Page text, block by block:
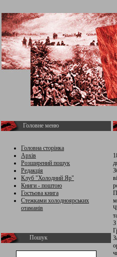
Головне меню
Головна сторінка
Архів
Розширений пошук
Редакція
Клуб "Холодний Яр"
Книги - поштою
Гостьова книга
Стежками холодноярських
отаманів
Пошук